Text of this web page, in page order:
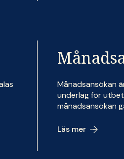
Månadsansökan
underlag för
månadsansökan
Läs mer